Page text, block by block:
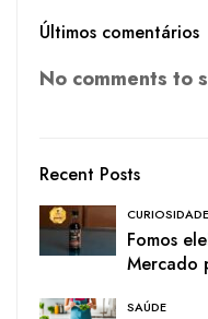
Últimos comentários
No comments to
Recent Posts
Fomos
Mercado
SAÚDE